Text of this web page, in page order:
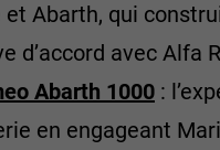
et Abarth, qui
d’accord avec
Abarth 1000 :
en engageant